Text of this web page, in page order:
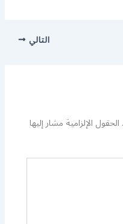
التالي
الحقول الإلزامية مشار إليها